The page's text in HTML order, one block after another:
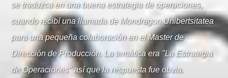
se traduzca en una buena estrategia de operaciones,
cuando recibí una llamada de Mondragon Unibertsitatea
para una pequeña colaboración en el Master de
Dirección de Producción. La temática era "La Estrategia
de Operaciones" así que la respuesta fue obvia.